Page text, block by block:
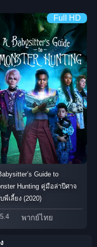
Full HD
Guide to
Hunting คู่มือล่าปีศาจ
พี่เลี้ยง (2020)
5.4 พากย์ไทย